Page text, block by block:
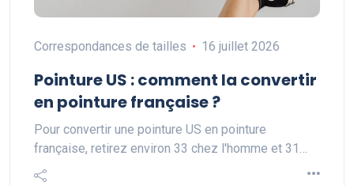
Correspondances de tailles 16 juillet 2026
Pointure US : comment la convertir
en pointure française ?
Pour convertir une pointure US en pointure
française, retirez environ 33 chez l'homme et 31…